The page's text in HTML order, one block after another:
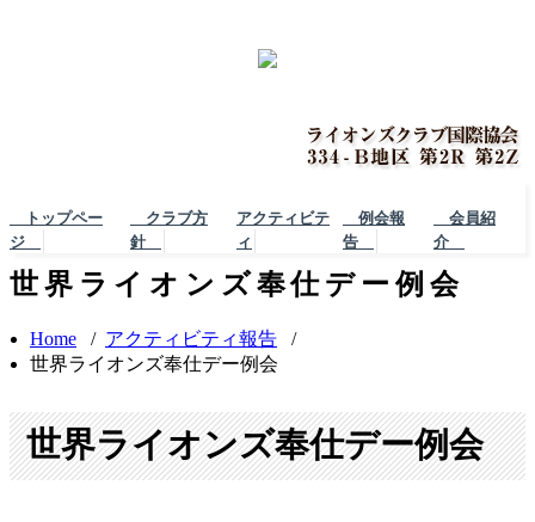
トップペー
ジ
クラブ方
針
アクティビテ
ィ
例会報
告
会員紹
介
世界ライオンズ奉仕デー例会
Home / アクティビティ報告 /
世界ライオンズ奉仕デー例会
世界ライオンズ奉仕デー例会